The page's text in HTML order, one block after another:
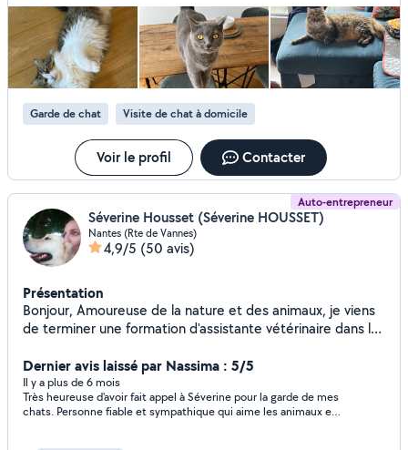
titulaire de l'ACACED (Attestation de Connaissances pour
les Animaux de Compagnie d'Espèces Domestiques) qui
est une formation reconnue par le Ministere de
l'Agriculture et de la Souveraineté Alimentaire. Si vous avez
des questions, je me ferais un plaisir d'y répondre. A
bientôt.
Garde de chat Visite de chat à domicile
Voir le profil Contacter
Auto-entrepreneur
Séverine Housset (Séverine HOUSSET)
Nantes (Rte de Vannes)
4,9/5 (50 avis)
Présentation
Bonjour, Amoureuse de la nature et des animaux, je viens
de terminer une formation d'assistante vétérinaire dans le
chiens, de chats et de NAC (gardes, promenades, soins).
Je suis également titulaire de l'ACACED. A bientôt !
Dernier avis laissé par Nassima : 5/5
Il y a plus de 6 mois
Très heureuse d'avoir fait appel à Séverine pour la garde de mes
chats. Personne fiable et sympathique qui aime les animaux et